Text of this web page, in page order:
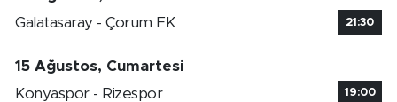
Galatasaray - Çorum FK
21:30
15 Ağustos, Cumartesi
Konyaspor - Rizespor
19:00